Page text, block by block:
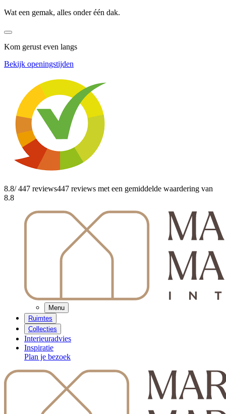
Wat een gemak, alles onder één dak.
Kom gerust even langs
Bekijk openingstijden
8.8/ 447 reviews447 reviews met een gemiddelde waardering van
8.8
Menu
Ruimtes
Collecties
Interieuradvies
Inspiratie
Plan je bezoek